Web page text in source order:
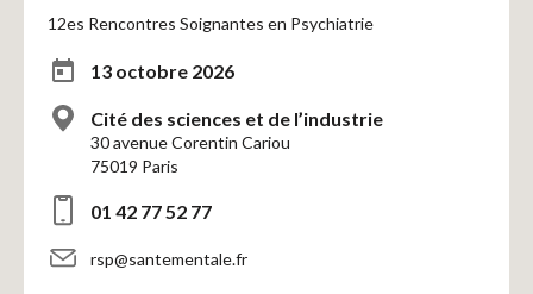
12es Rencontres Soignantes en Psychiatrie
13 octobre 2026
Cité des sciences et de l’industrie
30 avenue Corentin Cariou
75019 Paris
01 42 77 52 77
rsp@santementale.fr